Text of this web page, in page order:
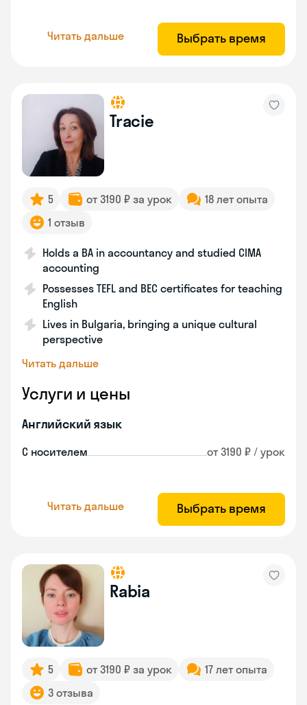
Читать дальше Выбрать время
Tracie
5 от 3190 ₽ за урок
18 лет опыта
1 отзыв
Holds a BA in accountancy and studied CIMA
accounting
Possesses TEFL and BEC certificates for teaching
English
Lives in Bulgaria, bringing a unique cultural
perspective
Читать дальше
Услуги и цены
Английский язык
С носителем от 3190 ₽ / урок
Читать дальше Выбрать время
Rabia
5 от 3190 ₽ за урок
17 лет опыта
3 отзыва